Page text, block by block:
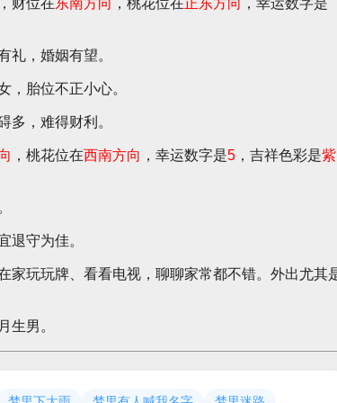
，财位在东南方向 ，桃花位在正东方向
，幸运数字是
礼，婚姻有望。
，胎位不正小心。
多，难得财利。
，桃花位在西南方向 ，幸运数字是5 ，吉祥色彩是紫
退守为佳。
家玩玩牌、看看电视，聊聊家常都不错。外出尤其
生男。